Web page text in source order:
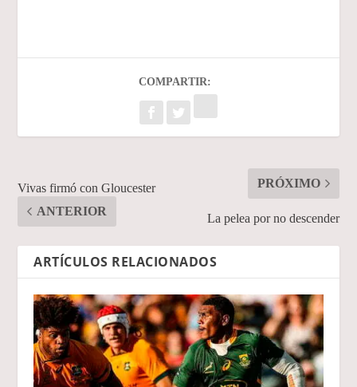
COMPARTIR:
Vivas firmó con Gloucester
ANTERIOR
PRÓXIMO
La pelea por no descender
ARTÍCULOS RELACIONADOS